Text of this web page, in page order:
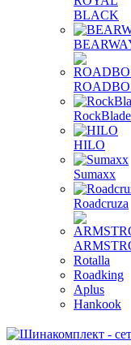
BLACK
RockBlade
HILO
Sumaxx
Roadcruza
Rotalla
Roadking
Aplus
Hankook